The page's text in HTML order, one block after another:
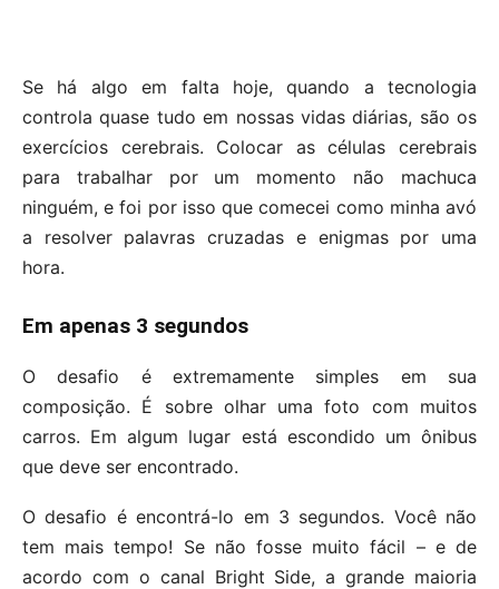
Se há algo em falta hoje, quando a tecnologia
controla quase tudo em nossas vidas diárias, são os
exercícios cerebrais. Colocar as células cerebrais
para trabalhar por um momento não machuca
ninguém, e foi por isso que comecei como minha avó
a resolver palavras cruzadas e enigmas por uma
hora.
Em apenas 3 segundos
O desafio é extremamente simples em sua
composição. É sobre olhar uma foto com muitos
carros. Em algum lugar está escondido um ônibus
que deve ser encontrado.
O desafio é encontrá-lo em 3 segundos. Você não
tem mais tempo! Se não fosse muito fácil – e de
acordo com o canal Bright Side, a grande maioria